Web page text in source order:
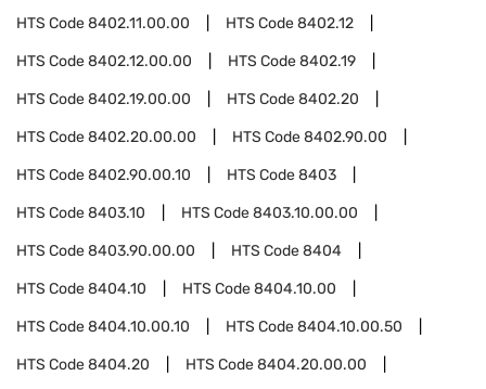
HTS Code8402.11.00.00 HTS Code8402.12
HTS Code8402.12.00.00 HTS Code8402.19
HTS Code8402.19.00.00 HTS Code8402.20
HTS Code8402.20.00.00 HTS Code8402.90.00
HTS Code8402.90.00.10 HTS Code8403
HTS Code8403.10 HTS Code8403.10.00.00
HTS Code8403.90.00.00 HTS Code8404
HTS Code8404.10 HTS Code8404.10.00
HTS Code8404.10.00.10 HTS Code8404.10.00.50
HTS Code8404.20 HTS Code8404.20.00.00